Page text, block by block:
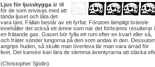
Ljus för ljusskygga är till
för de som envisas med att
tända ljuset och låta det
vara tänt. Fällan består av ett fyrfat. Förutom lämpligt bränsle
innehåller det också ett ämne som när det förbränns resulterar i
en frätande gas. Gasen bör fylla ett rum efter en kvart eller så,
och fräter sönder lungorna på den som andas in den.
angrips huden, så skulle man överleva lär man vara ärrad för
livet. Det kanske kan lära de slemma äventyrarna att släcka
(Christopher Sjödin)